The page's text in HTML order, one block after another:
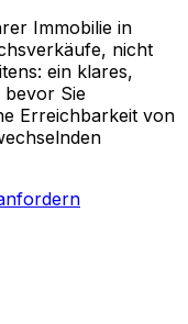
Immobilie in
nicht
ein klares,
Sie
Erreichbarkeit von